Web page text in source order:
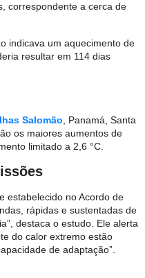
correspondente a cerca de
indicava um aquecimento de
resultar em 114 dias
Salomão , Panamá, Santa
os maiores aumentos de
limitado a 2,6 °C.
estabelecido no Acordo de
rápidas e sustentadas de
destaca o estudo. Ele alerta
do calor extremo estão
de adaptação”.